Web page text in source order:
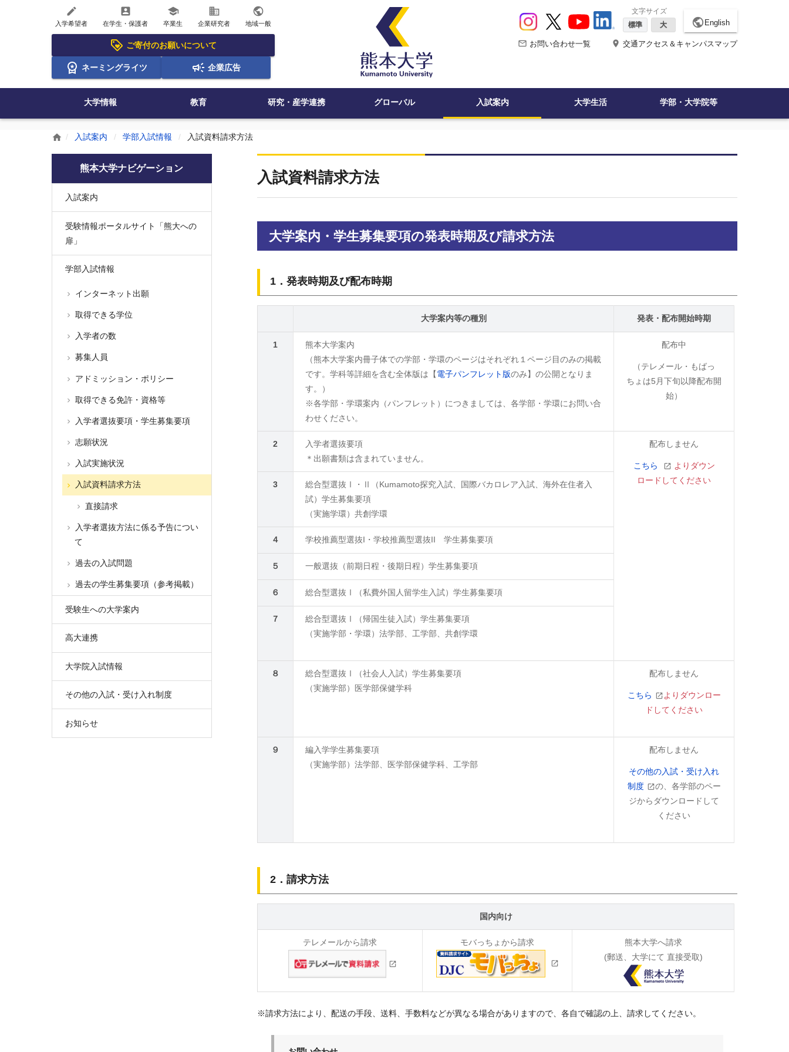
create
入学希望者
account_box
在学生・保護者
school
卒業生
business
企業研究者
public
地域一般
ご寄付のお願いについて
ネーミングライツ 企業広告
文字サイズ
標準
大 public English
mail_outline お問い合わせ一覧 place 交通アクセス＆キャンパスマップ
大学情報 教育 研究・産学連携 グローバル 入試案内 大学生活 学部・大学院等
home 入試案内 学部入試情報 入試資料請求方法
入試資料請求方法
大学案内・学生募集要項の発表時期及び請求方法
1．発表時期及び配布時期
大学案内等の種別 発表・配布開始時期
1
熊本大学案内
（熊本大学案内冊子体での学部・学環のページはそれぞれ１ページ目のみの掲載
です。学科等詳細を含む全体版は【電子パンフレット版のみ】の公開となりま
す。）
※各学部・学環案内（パンフレット）につきましては、各学部・学環にお問い合
わせください。
配布中
（テレメール・もばっ
ちょは5月下旬以降配布開
始）
2
入学者選抜要項
＊出願書類は含まれていません。
配布しません
こちら
よりダウン
ロードしてください
3
総合型選抜Ⅰ・Ⅱ（Kumamoto探究入試、国際バカロレア入試、海外在住者入
試）学生募集要項
（実施学環）共創学環
４ 学校推薦型選抜I・学校推薦型選抜II 学生募集要項
５ 一般選抜（前期日程・後期日程）学生募集要項
６ 総合型選抜Ⅰ（私費外国人留学生入試）学生募集要項
７
総合型選抜Ⅰ（帰国生徒入試）学生募集要項
（実施学部・学環）法学部、工学部、共創学環
８
総合型選抜Ⅰ（社会人入試）学生募集要項
（実施学部）医学部保健学科
配布しません
こちら
よりダウンロー
ドしてください
９
編入学学生募集要項
（実施学部）法学部、医学部保健学科、工学部
配布しません
その他の入試・受け入れ
制度
の、各学部のペー
ジからダウンロードして
ください
2．請求方法
国内向け
テレメールから請求 モバっちょから請求
熊本大学へ請求
(郵送、大学にて 直接受取)
※請求方法により、配送の手段、送料、手数料などが異なる場合がありますので、各自で確認の上、請求してください。
熊本大学ナビゲーション
入試案内
受験情報ポータルサイト「熊大への
扉」
学部入試情報
インターネット出願
取得できる学位
入学者の数
募集人員
アドミッション・ポリシー
取得できる免許・資格等
入学者選抜要項・学生募集要項
志願状況
入試実施状況
入試資料請求方法
直接請求
入学者選抜方法に係る予告につい
て
過去の入試問題
過去の学生募集要項（参考掲載）
受験生への大学案内
高大連携
大学院入試情報
その他の入試・受け入れ制度
お知らせ